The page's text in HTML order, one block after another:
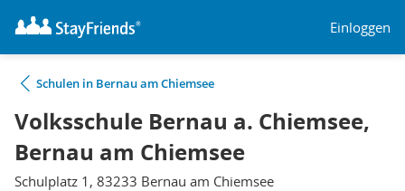
Einloggen
Schulen in Bernau am Chiemsee
Volksschule Bernau a. Chiemsee,
Bernau am Chiemsee
Schulplatz 1, 83233 Bernau am Chiemsee